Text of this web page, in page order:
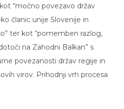
članic unije Slovenije in
ter kot “pomemben razlog,
na Zahodni Balkan” s
povezanosti držav regije in
virov. Prihodnji vrh procesa